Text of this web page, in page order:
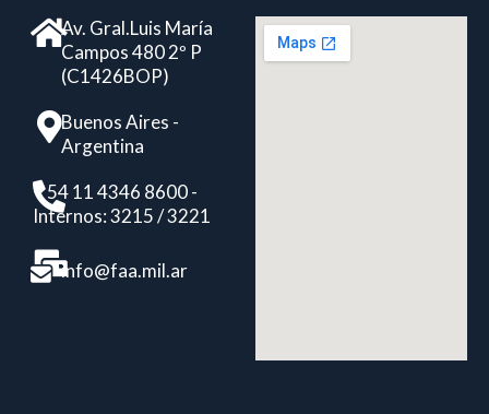
Av. Gral.Luis María
Campos 480 2º P
(C1426BOP)
Buenos Aires -
Argentina
+ 54 11 4346 8600 -
Internos: 3215 / 3221
info@faa.mil.ar